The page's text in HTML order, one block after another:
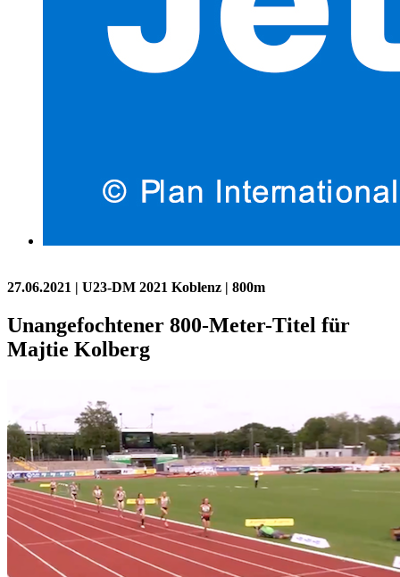
27.06.2021 | U23-DM 2021 Koblenz | 800m
Unangefochtener 800-Meter-Titel für
Majtie Kolberg